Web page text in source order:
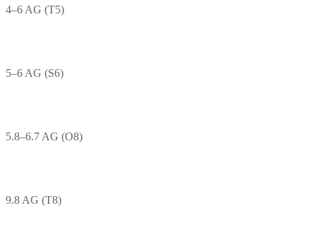
4–6 AG (T5)
5–6 AG (S6)
5.8–6.7 AG (O8)
9.8 AG (T8)